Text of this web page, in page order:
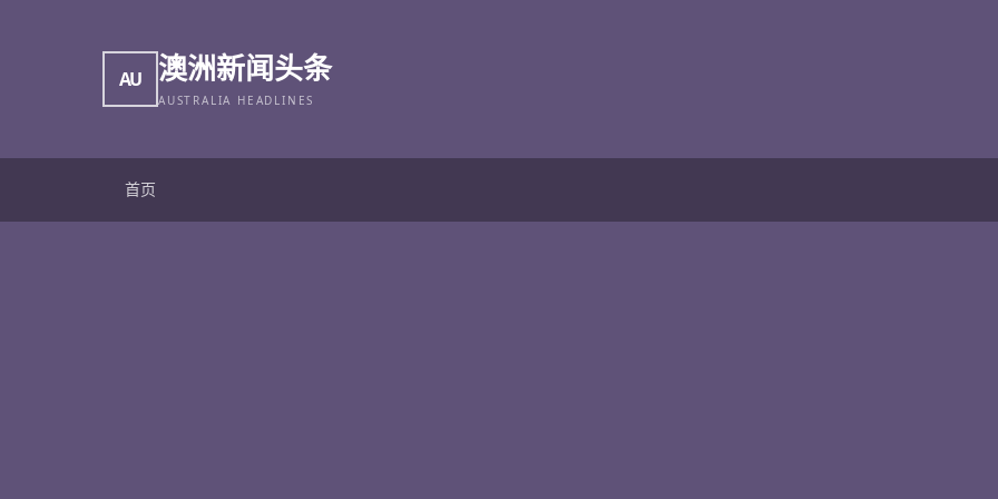
AU 澳洲新闻头条
AUSTRALIA HEADLINES
首页